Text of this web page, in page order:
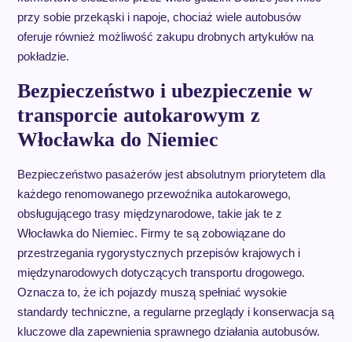
przy sobie przekąski i napoje, chociaż wiele autobusów
oferuje również możliwość zakupu drobnych artykułów na
pokładzie.
Bezpieczeństwo i ubezpieczenie w
transporcie autokarowym z
Włocławka do Niemiec
Bezpieczeństwo pasażerów jest absolutnym priorytetem dla
każdego renomowanego przewoźnika autokarowego,
obsługującego trasy międzynarodowe, takie jak te z
Włocławka do Niemiec. Firmy te są zobowiązane do
przestrzegania rygorystycznych przepisów krajowych i
międzynarodowych dotyczących transportu drogowego.
Oznacza to, że ich pojazdy muszą spełniać wysokie
standardy techniczne, a regularne przeglądy i konserwacja są
kluczowe dla zapewnienia sprawnego działania autobusów.